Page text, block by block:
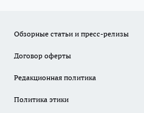
Обзорные статьи и пресс-релизы
Договор оферты
Редакционная политика
Политика этики